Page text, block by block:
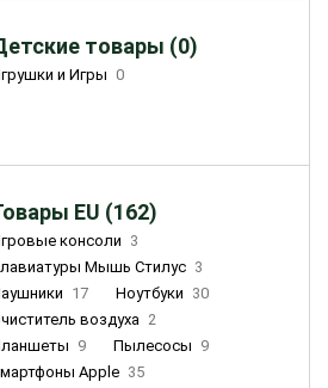
товары (0)
и Игры 0
EU (162)
консоли 3
Мышь Стилус 3
17 Ноутбуки 30
воздуха 2
9 Пылесосы 9
Apple 35